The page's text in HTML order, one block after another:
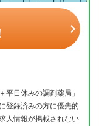
平日休みの調剤薬局」
登録済みの方に優先的
人情報が掲載されない